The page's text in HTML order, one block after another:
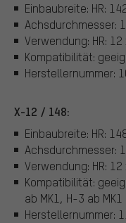
Einbaubreite: HR:
Achsdurchmesser:
Verwendung: HR:
Kompatibilität:
Herstellernummer:
X-12 / 148:
Einbaubreite: HR:
Achsdurchmesser:
Verwendung: HR:
Kompatibilität:
ab MK1, H-3 ab MK1
Herstellernummer: